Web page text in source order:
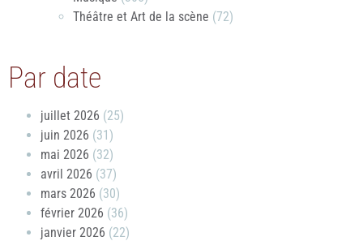
Théâtre et Art de la scène (72)
Par date
juillet 2026 (25)
juin 2026 (31)
mai 2026 (32)
avril 2026 (37)
mars 2026 (30)
février 2026 (36)
janvier 2026 (22)